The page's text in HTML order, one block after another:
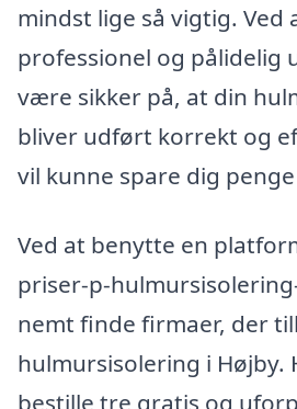
mindst lige så vigtig. Ved
professionel og pålidelig
være sikker på, at din
bliver udført korrekt og
vil kunne spare dig
Ved at benytte en
priser-p-
nemt finde firmaer, der
hulmursisolering i Højby.
bestille tre gratis og